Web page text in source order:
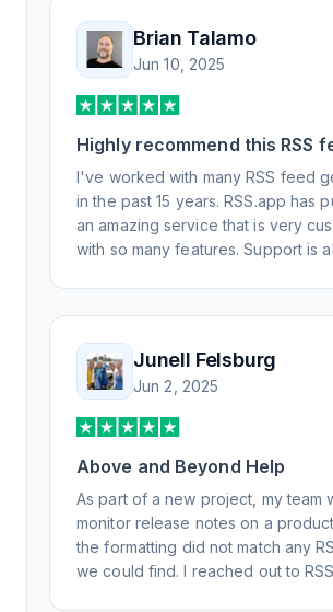
Brian Talamo
Jun 10, 2025
Highly recommend this RSS
/ widget generator service.
I've worked with many RSS feed
in the past 15 years. RSS.app has
an amazing service that is very
with so many features. Support is
professionally. Highly recommend
RSS feed needs. Our trucking
website couldn't work without it.
Junell Felsburg
Jun 2, 2025
Above and Beyond Help
As part of a new project, my team
monitor release notes on a
the formatting did not match any
we could find. I reached out to